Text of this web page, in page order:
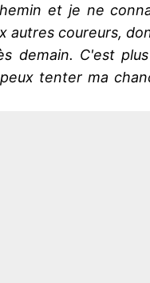
et je ne
coureurs,
demain. C'est
tenter ma